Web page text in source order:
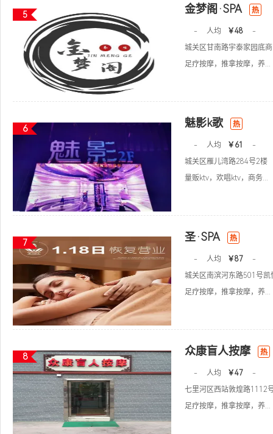
5 金梦阁·SPA 热
- 人均 ￥48
-
城关区甘南路宇泰家园底商
足疗按摩，推拿按摩，养...
6 魅影k歌 热
- 人均 ￥61
-
城关区雁儿湾路284号2楼
量贩ktv，欢唱ktv，商务...
7 圣·SPA 热
- 人均 ￥87
-
城关区南滨河东路501号凯
足疗按摩，推拿按摩，养...
8 众康盲人按摩 热
- 人均 ￥47
-
七里河区西站敦煌路1112
足疗按摩，推拿按摩，养...